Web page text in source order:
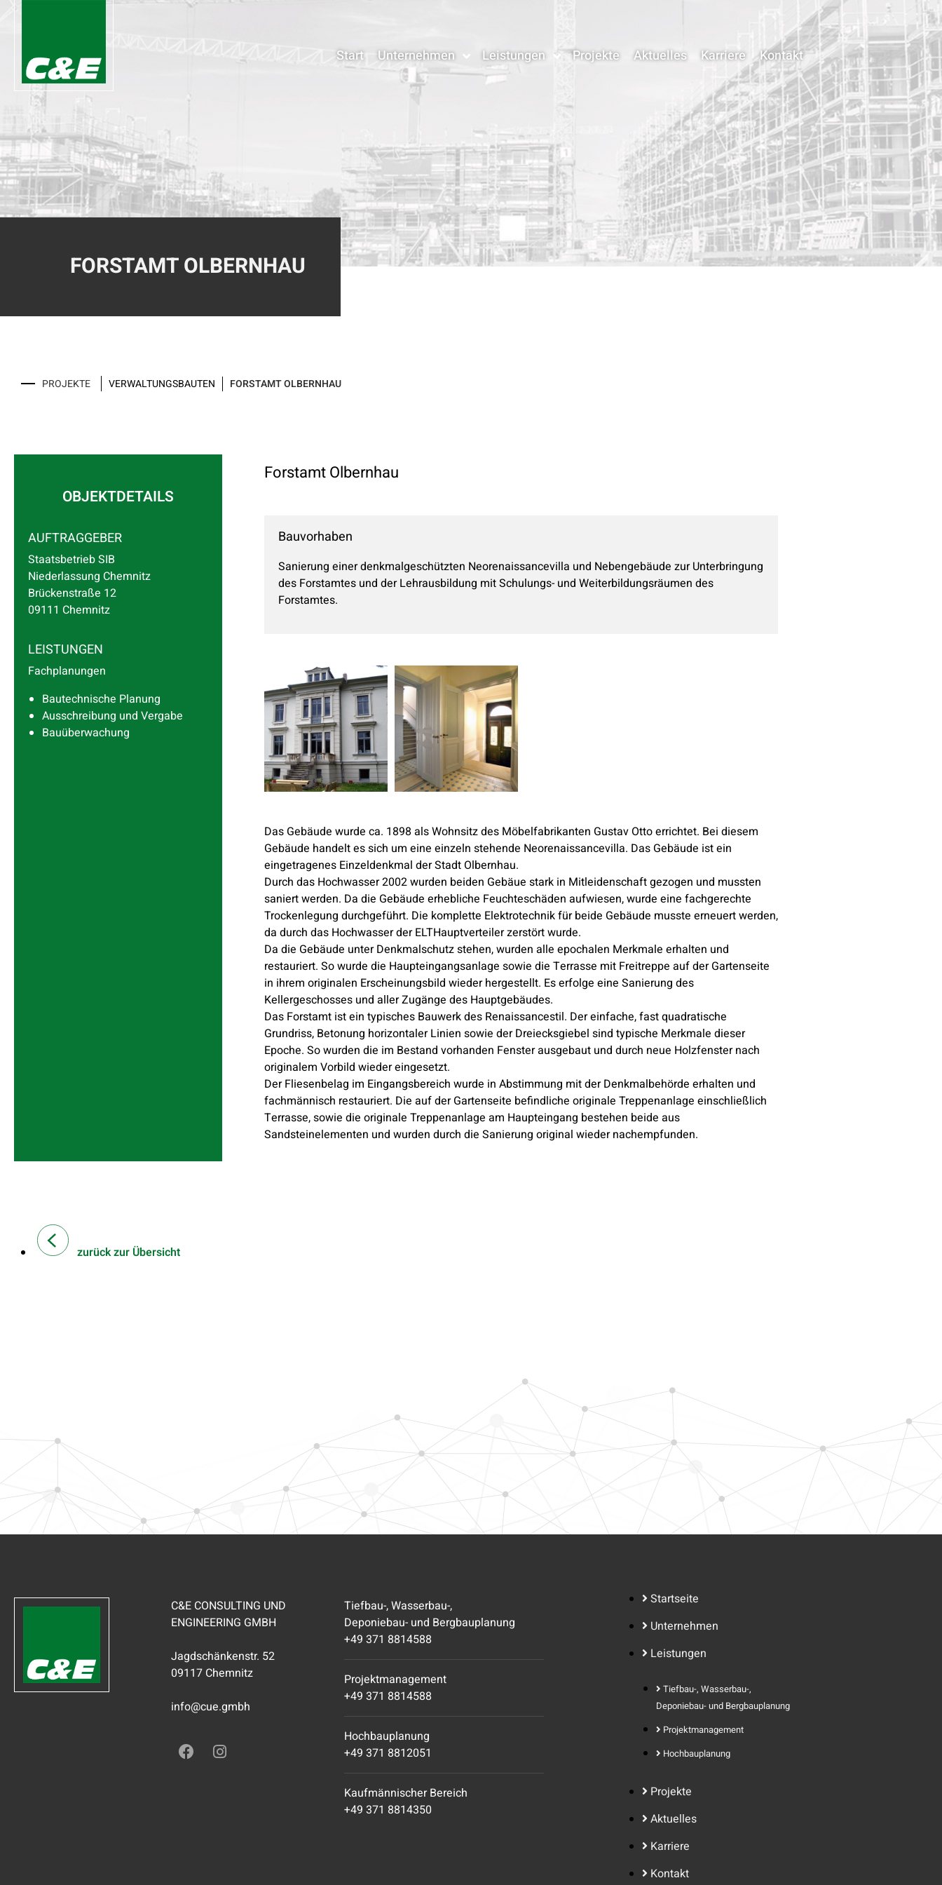
Start Unternehmen Leistungen Projekte Aktuelles Karriere Kontakt
FORSTAMT OLBERNHAU
PROJEKTE VERWALTUNGSBAUTEN FORSTAMT OLBERNHAU
OBJEKTDETAILS
AUFTRAGGEBER
Staatsbetrieb SIB
Niederlassung Chemnitz
Brückenstraße 12
09111 Chemnitz
LEISTUNGEN
Fachplanungen
Bautechnische Planung
Ausschreibung und Vergabe
Bauüberwachung
Forstamt Olbernhau
Bauvorhaben
Sanierung einer denkmalgeschützten Neorenaissancevilla und Nebengebäude zur Unterbringung
des Forstamtes und der Lehrausbildung mit Schulungs- und Weiterbildungsräumen des
Forstamtes.
Das Gebäude wurde ca. 1898 als Wohnsitz des Möbelfabrikanten Gustav Otto errichtet. Bei diesem
Gebäude handelt es sich um eine einzeln stehende Neorenaissancevilla. Das Gebäude ist ein
eingetragenes Einzeldenkmal der Stadt Olbernhau.
Durch das Hochwasser 2002 wurden beiden Gebäue stark in Mitleidenschaft gezogen und mussten
saniert werden. Da die Gebäude erhebliche Feuchteschäden aufwiesen, wurde eine fachgerechte
Trockenlegung durchgeführt. Die komplette Elektrotechnik für beide Gebäude musste erneuert werden,
da durch das Hochwasser der ELTHauptverteiler zerstört wurde.
Da die Gebäude unter Denkmalschutz stehen, wurden alle epochalen Merkmale erhalten und
restauriert. So wurde die Haupteingangsanlage sowie die Terrasse mit Freitreppe auf der Gartenseite
in ihrem originalen Erscheinungsbild wieder hergestellt. Es erfolge eine Sanierung des
Kellergeschosses und aller Zugänge des Hauptgebäudes.
Das Forstamt ist ein typisches Bauwerk des Renaissancestil. Der einfache, fast quadratische
Grundriss, Betonung horizontaler Linien sowie der Dreiecksgiebel sind typische Merkmale dieser
Epoche. So wurden die im Bestand vorhanden Fenster ausgebaut und durch neue Holzfenster nach
originalem Vorbild wieder eingesetzt.
Der Fliesenbelag im Eingangsbereich wurde in Abstimmung mit der Denkmalbehörde erhalten und
fachmännisch restauriert. Die auf der Gartenseite befindliche originale Treppenanlage einschließlich
Terrasse, sowie die originale Treppenanlage am Haupteingang bestehen beide aus
Sandsteinelementen und wurden durch die Sanierung original wieder nachempfunden.
zurück zur Übersicht
C&E CONSULTING UND
ENGINEERING GMBH
Jagdschänkenstr. 52
09117 Chemnitz
info@cue.gmbh
Tiefbau-, Wasserbau-,
Deponiebau- und Bergbauplanung
+49 371 8814588
Projektmanagement
+49 371 8814588
Hochbauplanung
+49 371 8812051
Kaufmännischer Bereich
+49 371 8814350
Startseite
Unternehmen
Leistungen
Tiefbau-, Wasserbau-,
Deponiebau- und Bergbauplanung
Projektmanagement
Hochbauplanung
Projekte
Aktuelles
Karriere
Kontakt